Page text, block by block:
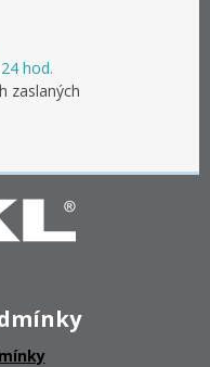
hod.
zaslaných